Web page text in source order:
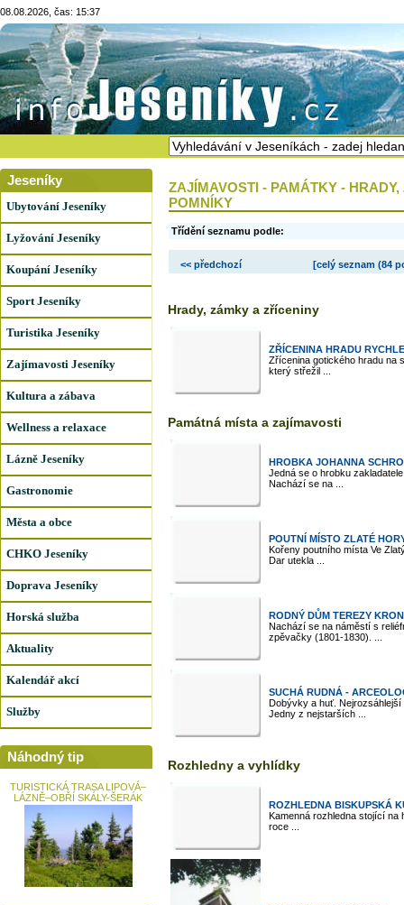
08.08.2026, čas: 15:37
Jeseníky
Ubytování Jeseníky
Lyžování Jeseníky
Koupání Jeseníky
Sport Jeseníky
Turistika Jeseníky
Zajímavosti Jeseníky
Kultura a zábava
Wellness a relaxace
Lázně Jeseníky
Gastronomie
Města a obce
CHKO Jeseníky
Doprava Jeseníky
Horská služba
Aktuality
Kalendář akcí
Služby
Náhodný tip
TURISTICKÁ TRASA LIPOVÁ–
LÁZNĚ–OBŘÍ SKÁLY-ŠERÁK
ZAJÍMAVOSTI - PAMÁTKY -
POMNÍKY
Třídění seznamu podle:
<< předchozí [celý seznam (84
Hrady, zámky a zříceniny
ZŘÍCENINA HRADU
Zřícenina gotického hradu na
který střežil ...
Památná místa a zajímavosti
HROBKA JOHANNA
Jedná se o hrobku
Nachází se na ...
POUTNÍ MÍSTO ZLATÉ
Kořeny poutního místa Ve
Dar utekla ...
RODNÝ DŮM TEREZY
Nachází se na náměstí s
zpěvačky (1801-1830). ...
SUCHÁ RUDNÁ -
Dobývky a huť.
Jedny z nejstarších ...
Rozhledny a vyhlídky
ROZHLEDNA BISKUPSKÁ
Kamenná rozhledna stojící
roce ...